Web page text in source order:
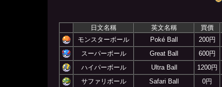
日文名稱 英文名稱
買價
モンスターボール
Poké Ball
200円
スーパーボール
Great Ball
600円
ハイパーボール
Ultra Ball
1200円
サファリボール
Safari Ball
0円